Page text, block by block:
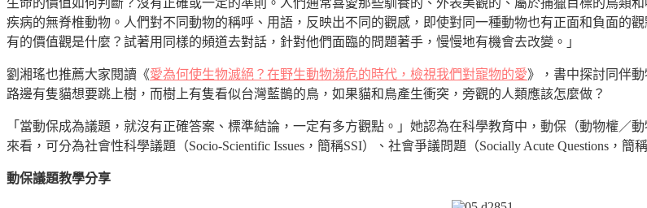
生命的價值如何判斷？沒有正確或一定的準則。人們通常喜愛那些馴養的、外表美觀的、屬於捕獵目標的鳥類
疾病的無脊椎動物。人們對不同動物的稱呼、用語，反映出不同的觀感，即使對同一種動物也有正面和負面的
有的價值觀是什麼？試著用同樣的頻道去對話，針對他們面臨的問題著手，慢慢地有機會去改變。」
劉湘瑤也推薦大家閱讀《愛為何使生物滅絕？在野生動物瀕危的時代，檢視我們對寵物的愛》，書中探討同伴
路邊有隻貓想要跳上樹，而樹上有隻看似台灣藍鵲的鳥，如果貓和鳥產生衝突，旁觀的人類應該怎麼做？
「當動保成為議題，就沒有正確答案、標準結論，一定有多方觀點。」她認為在科學教育中，動保（動物權／
來看，可分為社會性科學議題（Socio-Scientific Issues，簡稱SSI）、社會爭議問題（Socially Acute Questions，簡
動保議題教學分享